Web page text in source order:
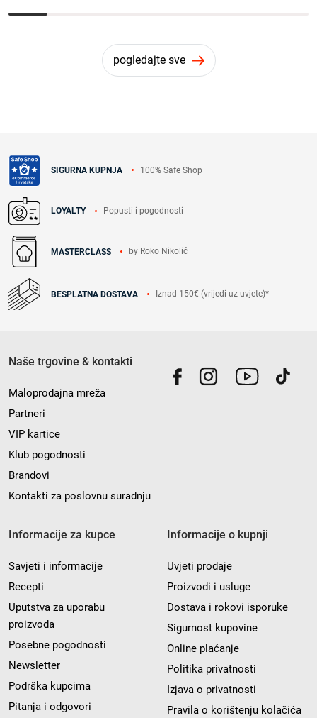
pogledajte sve
SIGURNA KUPNJA 100% Safe Shop
LOYALTY Popusti i pogodnosti
MASTERCLASS by Roko Nikolić
BESPLATNA DOSTAVA Iznad 150€ (vrijedi uz uvjete)*
Naše trgovine & kontakti
Maloprodajna mreža
Partneri
VIP kartice
Klub pogodnosti
Brandovi
Kontakti za poslovnu suradnju
Informacije za kupce
Savjeti i informacije
Recepti
Uputstva za uporabu
proizvoda
Posebne pogodnosti
Newsletter
Podrška kupcima
Pitanja i odgovori
Informacije o kupnji
Uvjeti prodaje
Proizvodi i usluge
Dostava i rokovi isporuke
Sigurnost kupovine
Online plaćanje
Politika privatnosti
Izjava o privatnosti
Pravila o korištenju kolačića